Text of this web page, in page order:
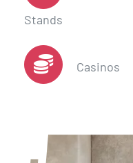
Stands
Casinos